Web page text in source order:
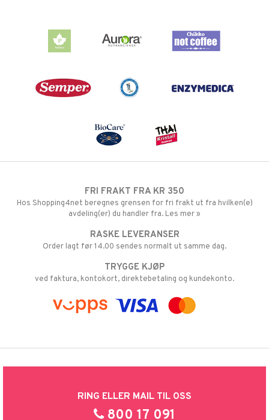
FRI FRAKT FRA KR 350
Hos Shopping4net beregnes grensen for fri frakt ut fra hvilken(e)
avdeling(er) du handler fra. Les mer »
RASKE LEVERANSER
Order lagt før 14.00 sendes normalt ut samme dag.
TRYGGE KJØP
ved faktura, kontokort, direktebetaling og kundekonto.
RING ELLER MAIL TIL OSS
800 17 091